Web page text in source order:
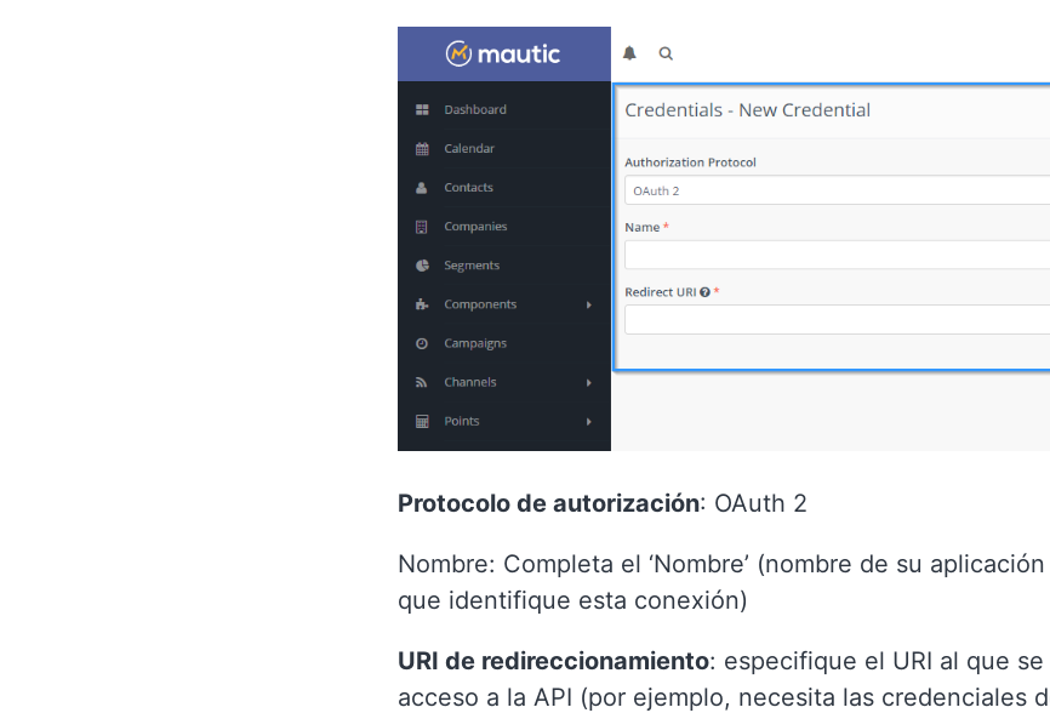
Protocolo de autorización: OAuth 2
Nombre: Completa el ‘Nombre’ (nombre de su
que identifique esta conexión)
URI de redireccionamiento: especifique el URI al que
acceso a la API (por ejemplo, necesita las credenciales